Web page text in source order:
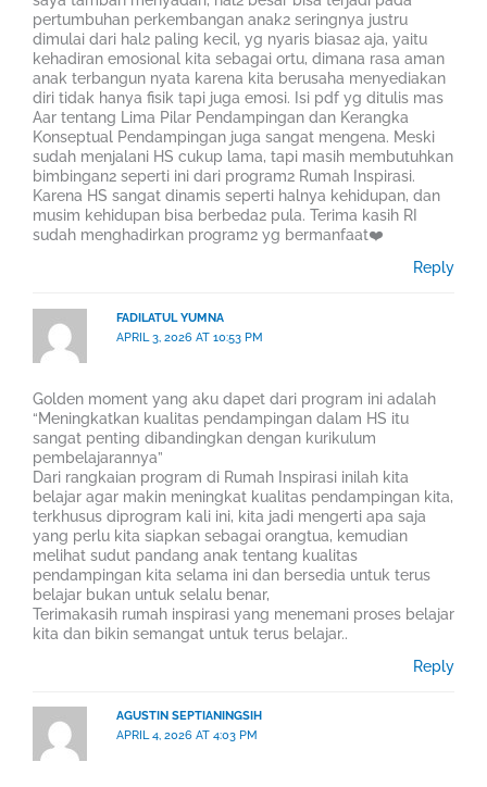
pertumbuhan perkembangan anak2 seringnya justru
dimulai dari hal2 paling kecil, yg nyaris biasa2 aja, yaitu
kehadiran emosional kita sebagai ortu, dimana rasa aman
anak terbangun nyata karena kita berusaha menyediakan
diri tidak hanya fisik tapi juga emosi. Isi pdf yg ditulis mas
Aar tentang Lima Pilar Pendampingan dan Kerangka
Konseptual Pendampingan juga sangat mengena. Meski
sudah menjalani HS cukup lama, tapi masih membutuhkan
bimbingan2 seperti ini dari program2 Rumah Inspirasi.
Karena HS sangat dinamis seperti halnya kehidupan, dan
musim kehidupan bisa berbeda2 pula. Terima kasih RI
sudah menghadirkan program2 yg bermanfaat❤️
Reply
FADILATUL YUMNA
APRIL 3, 2026 AT 10:53 PM
Golden moment yang aku dapet dari program ini adalah
“Meningkatkan kualitas pendampingan dalam HS itu
sangat penting dibandingkan dengan kurikulum
pembelajarannya”
Dari rangkaian program di Rumah Inspirasi inilah kita
belajar agar makin meningkat kualitas pendampingan kita,
terkhusus diprogram kali ini, kita jadi mengerti apa saja
yang perlu kita siapkan sebagai orangtua, kemudian
melihat sudut pandang anak tentang kualitas
pendampingan kita selama ini dan bersedia untuk terus
belajar bukan untuk selalu benar,
Terimakasih rumah inspirasi yang menemani proses belajar
kita dan bikin semangat untuk terus belajar..
Reply
AGUSTIN SEPTIANINGSIH
APRIL 4, 2026 AT 4:03 PM